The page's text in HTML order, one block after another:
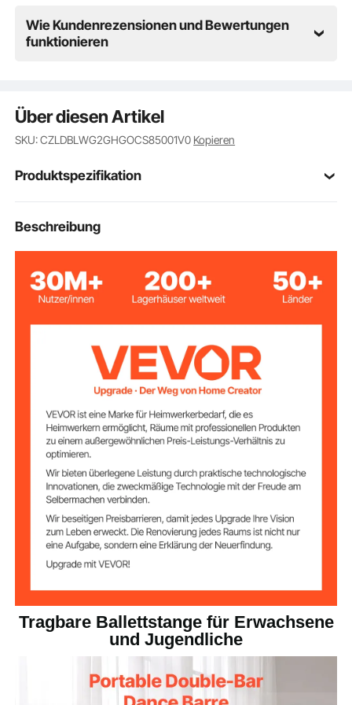
Wie Kundenrezensionen und Bewertungen
funktionieren
Über diesen Artikel
SKU: CZLDBLWG2GHGOCS85001V0 Kopieren
Produktspezifikation
Artikelmodellnum
mer
Farbe Silber
Hauptmaterial Buchenholz + Aluminium
Produktabmessun
gen
49,6 x 29,9 x 46,5 Zoll /
Beschreibung
Tragbare Ballettstange für Erwachsene
und Jugendliche